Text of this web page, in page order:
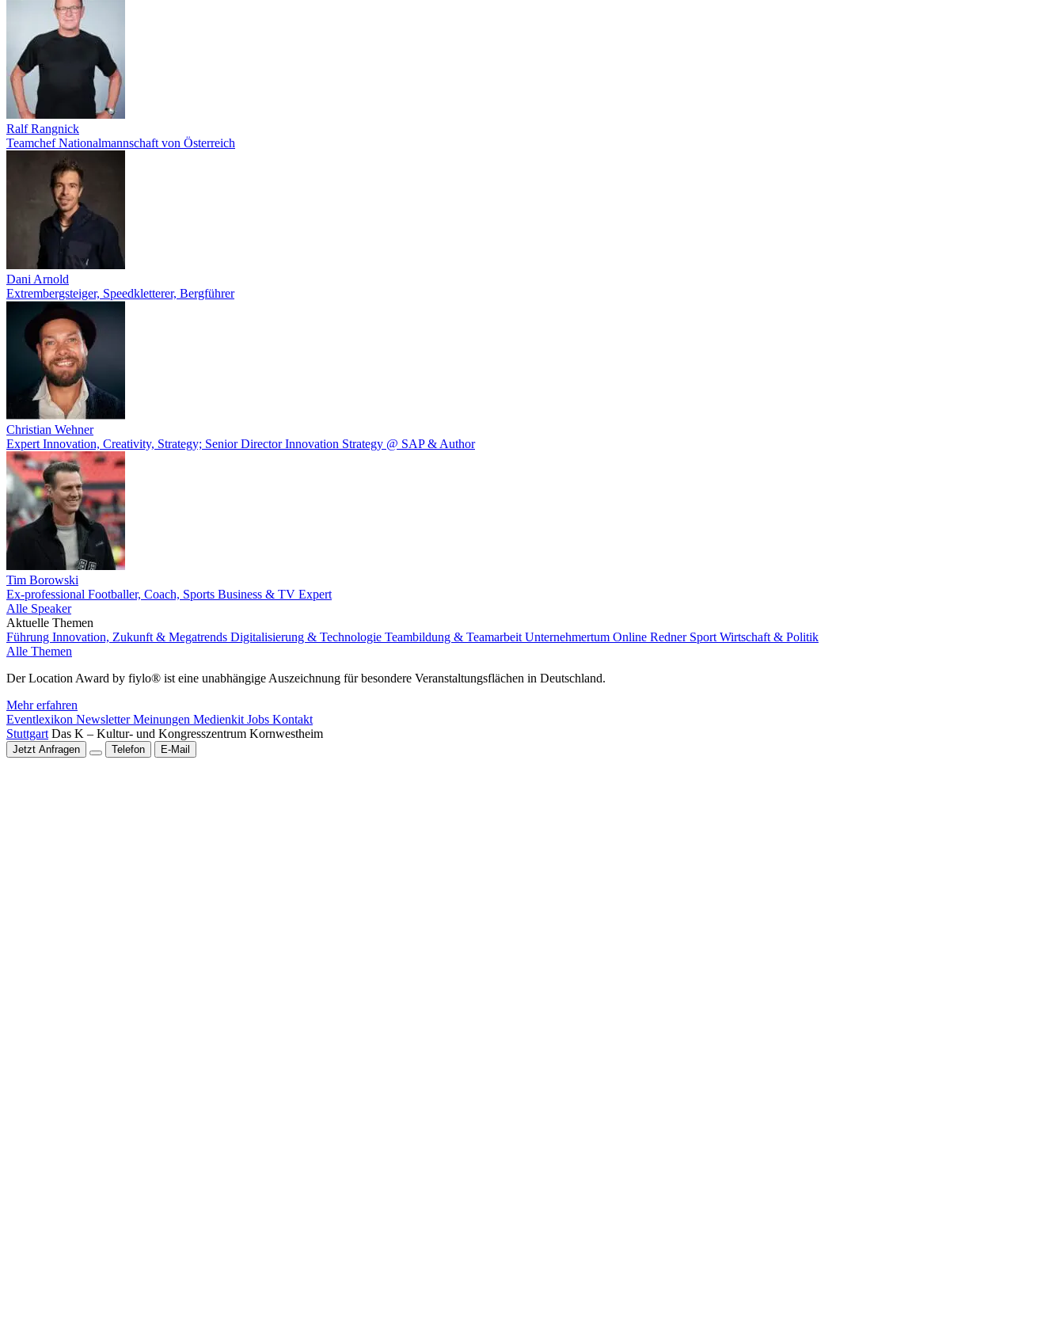
Ralf Rangnick
Teamchef Nationalmannschaft von Österreich
Dani Arnold
Extrembergsteiger, Speedkletterer, Bergführer
Christian Wehner
Expert Innovation, Creativity, Strategy; Senior Director Innovation Strategy @ SAP & Author
Tim Borowski
Ex-professional Footballer, Coach, Sports Business & TV Expert
Alle Speaker
Aktuelle Themen
Führung Innovation, Zukunft & Megatrends Digitalisierung & Technologie Teambildung & Teamarbeit Unternehmertum Online Redner Sport Wirtschaft & Politik
Alle Themen
Der Location Award by fiylo® ist eine unabhängige Auszeichnung für besondere Veranstaltungsflächen in Deutschland.
Mehr erfahren
Eventlexikon NewsletterMeinungen Medienkit Jobs Kontakt
Stuttgart Das K – Kultur- und Kongresszentrum Kornwestheim
Jetzt Anfragen Telefon E-Mail